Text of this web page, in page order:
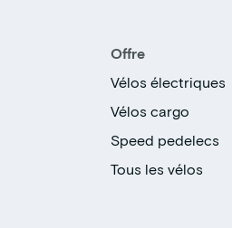
Offre
Vélos électriques
Vélos cargo
Speed pedelecs
Tous les vélos